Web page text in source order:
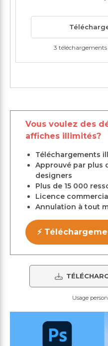
3
Vous voulez des
affiches illimités?
Téléchargements
Approuvé par plus
designers
Plus de 15 000
Licence
Annulation à tout
⚡
Usage